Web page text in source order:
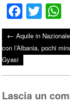
Fa
ce
bo
ok
T
wi
tte
r
Post
← Aquile in
con l’Albania, pochi
Gyasi
Lascia un